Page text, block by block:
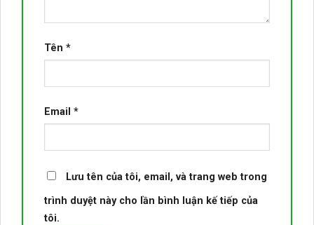
Tên *
Email *
Lưu tên của tôi, email, và trang web trong
trình duyệt này cho lần bình luận kế tiếp của
tôi.